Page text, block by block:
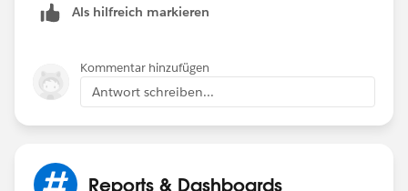
Als hilfreich markieren
Kommentar hinzufügen
Antwort schreiben...
Reports & Dashboards